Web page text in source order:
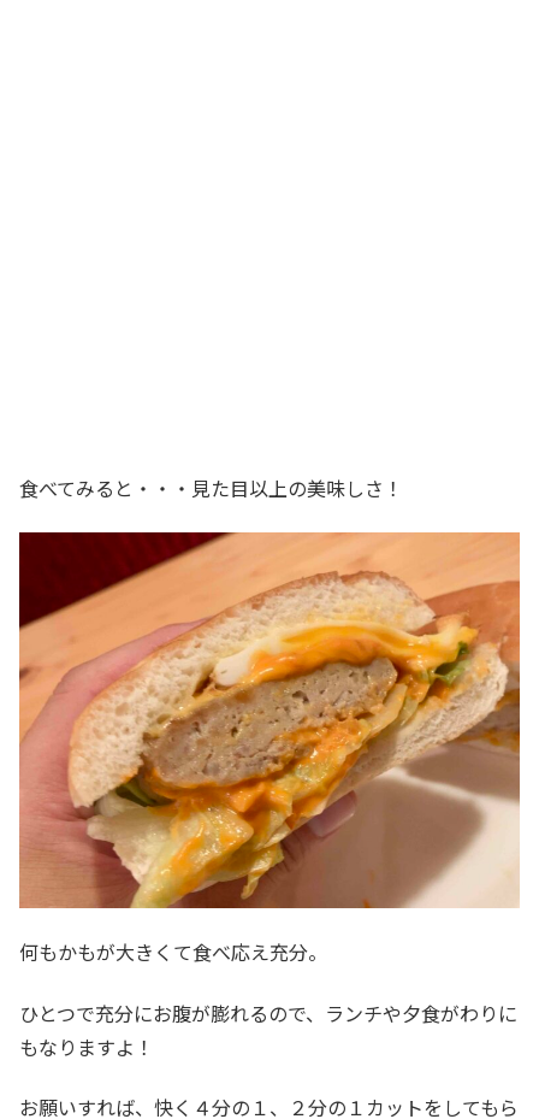
食べてみると・・・見た目以上の美味しさ！
何もかもが大きくて食べ応え充分。
ひとつで充分にお腹が膨れるので、ランチや夕食がわりに
もなりますよ！
お願いすれば、快く４分の１、２分の１カットをしてもら